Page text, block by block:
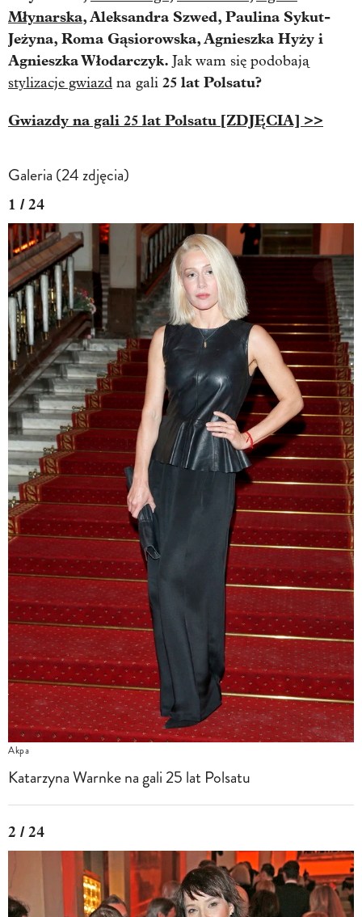
Młynarska, Aleksandra Szwed, Paulina Sykut-
Jeżyna, Roma Gąsiorowska, Agnieszka Hyży i
Agnieszka Włodarczyk. Jak wam się podobają
stylizacje gwiazd na gali 25 lat Polsatu?
Gwiazdy na gali 25 lat Polsatu [ZDJĘCIA] >>
Galeria (24 zdjęcia)
1 / 24
Akpa
Katarzyna Warnke na gali 25 lat Polsatu
2 / 24